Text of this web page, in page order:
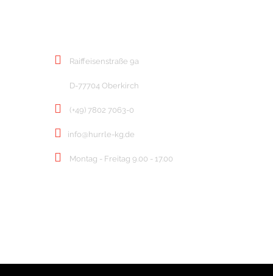
Raiffeisenstraße 9a
D-77704 Oberkirch
(+49) 7802 7063-0
info@hurrle-kg.de
Montag - Freitag 9.00 - 17.00